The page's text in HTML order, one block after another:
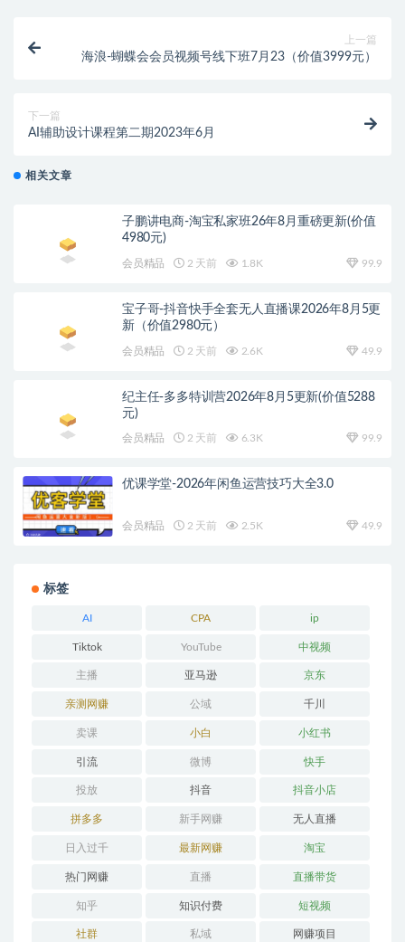
上一篇
海浪-蝴蝶会会员视频号线下班7月23（价值3999元）
下一篇
AI辅助设计课程第二期2023年6月
相关文章
子鹏讲电商-淘宝私家班26年8月重磅更新(价值
4980元)
会员精品 2 天前 1.8K 99.9
宝子哥-抖音快手全套无人直播课2026年8月5更
新（价值2980元）
会员精品 2 天前 2.6K 49.9
纪主任-多多特训营2026年8月5更新(价值5288
元)
会员精品 2 天前 6.3K 99.9
优课学堂-2026年闲鱼运营技巧大全3.0
会员精品 2 天前 2.5K 49.9
标签
AI CPA ip
Tiktok YouTube 中视频
主播 亚马逊 京东
亲测网赚 公域 千川
卖课 小白 小红书
引流 微博 快手
投放 抖音 抖音小店
拼多多 新手网赚 无人直播
日入过千 最新网赚 淘宝
热门网赚 直播 直播带货
知乎 知识付费 短视频
社群 私域 网赚项目